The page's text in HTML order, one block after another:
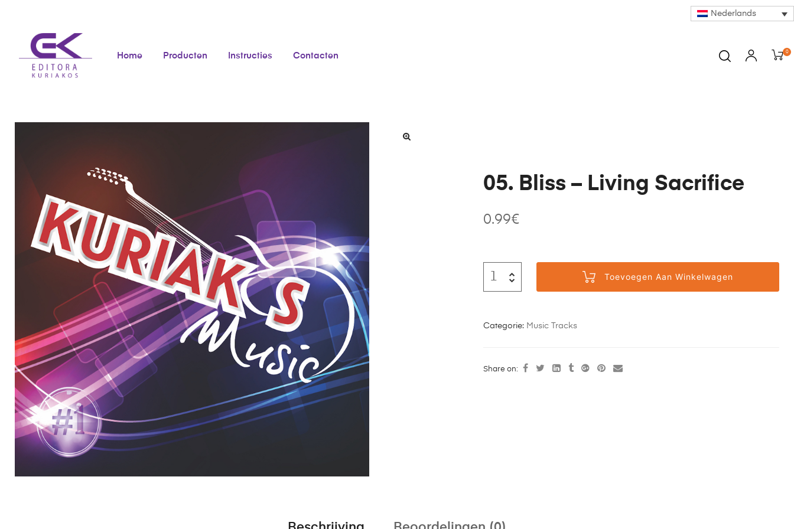
Nederlands
Home Producten Instructies Contacten 0
05. Bliss – Living Sacrifice
0.99€
Toevoegen Aan Winkelwagen
Categorie: Music Tracks
Share on: